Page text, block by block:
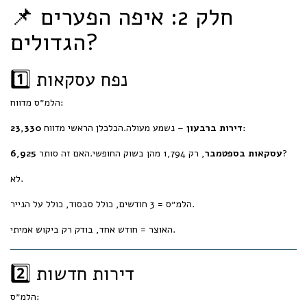
📌 חלק 2: איפה הפערים
הגדולים?
1️⃣ נפח עסקאות
הלמ״ס מדווח:
23,330 דירות ברבעון– נשמע מעולה.הכלכלן הראשי מדווח:
6,925 עסקאות בספטמבר, רק 1,794 מהן בשוק החופשי.האם זה סותר?
לא.
הלמ״ס = 3 חודשים, כולל סבסוד, כולל על הנייר.
האוצר = חודש אחד, בודק רק ביקוש אמיתי.
2️⃣ דירות חדשות
הלמ״ס: